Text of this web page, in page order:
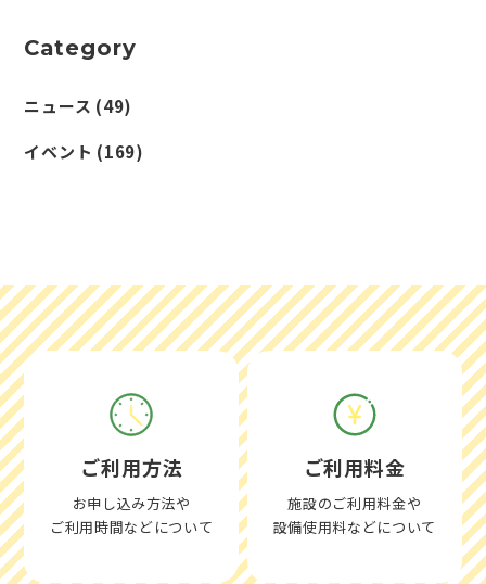
Category
ニュース (49)
イベント (169)
ご利用方法
お申し込み方法や
ご利用時間などについて
ご利用料金
施設のご利用料金や
設備使用料などについて